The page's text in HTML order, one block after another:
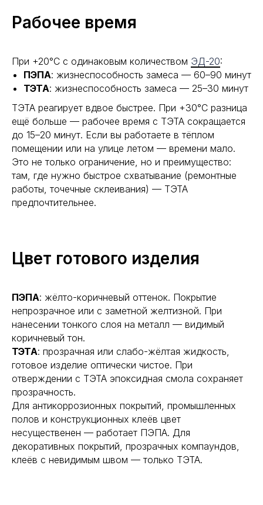
Рабочее время
При +20°С с одинаковым количеством ЭД-20:
ПЭПА: жизнеспособность замеса — 60–90 минут
ТЭТА: жизнеспособность замеса — 25–30 минут
ТЭТА реагирует вдвое быстрее. При +30°С разница
ещё больше — рабочее время с ТЭТА сокращается
до 15–20 минут. Если вы работаете в тёплом
помещении или на улице летом — времени мало.
Это не только ограничение, но и преимущество:
там, где нужно быстрое схватывание (ремонтные
работы, точечные склеивания) — ТЭТА
предпочтительнее.
Цвет готового изделия
ПЭПА: жёлто-коричневый оттенок. Покрытие
непрозрачное или с заметной желтизной. При
нанесении тонкого слоя на металл — видимый
коричневый тон.
ТЭТА: прозрачная или слабо-жёлтая жидкость,
готовое изделие оптически чистое. При
отверждении с ТЭТА эпоксидная смола сохраняет
прозрачность.
Для антикоррозионных покрытий, промышленных
полов и конструкционных клеёв цвет
несущественен — работает ПЭПА. Для
декоративных покрытий, прозрачных компаундов,
клеёв с невидимым швом — только ТЭТА.